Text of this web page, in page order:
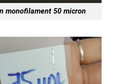
monofilament 50 micron